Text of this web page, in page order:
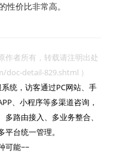
性价比非常高。
作者所有，转载请注明出处
detail-829.shtml ）
统，访客通过PC网站、手
、小程序等多渠道咨询，
路由接入、多业务整合、
台统一管理。
可能~~